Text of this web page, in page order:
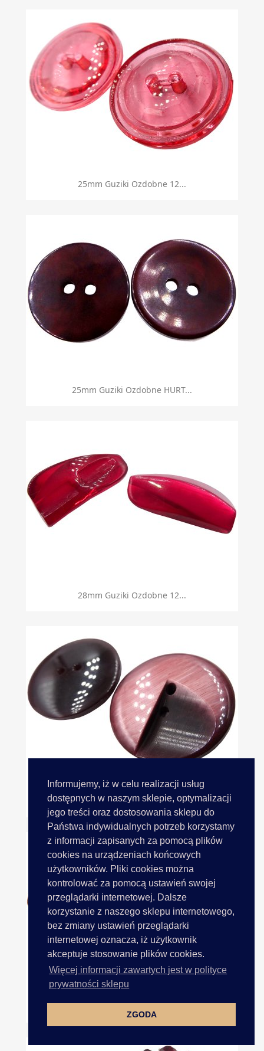
Informujemy, iż w celu realizacji usług
dostępnych w naszym sklepie, optymalizacji
jego treści oraz dostosowania sklepu do
Państwa indywidualnych potrzeb korzystamy
z informacji zapisanych za pomocą plików
cookies na urządzeniach końcowych
użytkowników. Pliki cookies można
kontrolować za pomocą ustawień swojej
przeglądarki internetowej. Dalsze
korzystanie z naszego sklepu internetowego,
bez zmiany ustawień przeglądarki
internetowej oznacza, iż użytkownik
akceptuje stosowanie plików cookies.
Więcej informacji zawartych jest w polityce
prywatności sklepu
ZGODA
25mm Guziki Ozdobne 12...
25mm Guziki Ozdobne HURT...
28mm Guziki Ozdobne 12...
28mm Guziki Ozdobne 12...
28mm Guziki Ozdobne HURT...